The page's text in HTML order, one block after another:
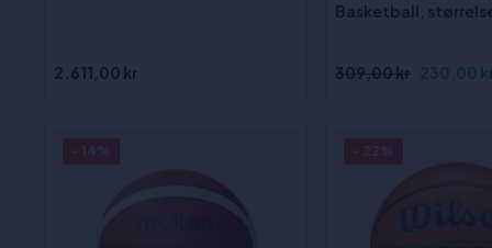
2.611,00 kr
Basketball,
309,00 kr 230,00